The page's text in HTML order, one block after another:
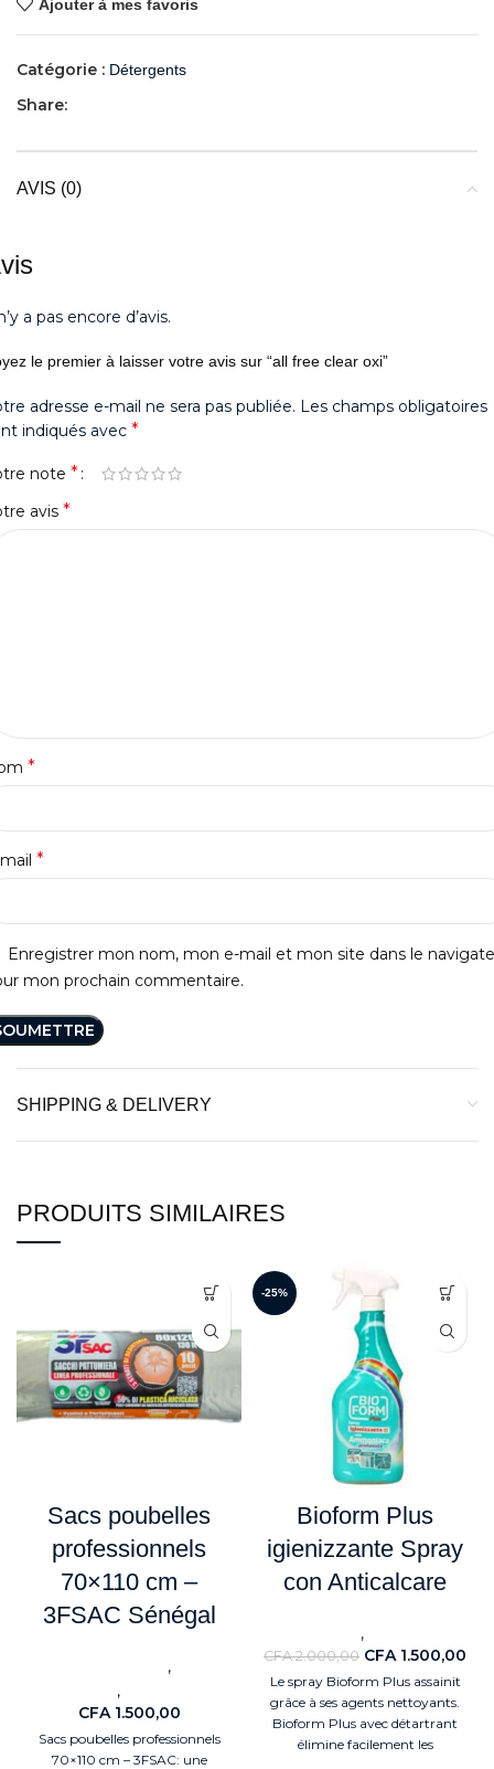
Ajouter à mes favoris
Catégorie : Détergents
Share:
AVIS (0)
a pas encore d’avis.
le premier à laisser votre avis sur “all free clear oxi”
adresse e-mail ne sera pas publiée. Les champs obligatoires
indiqués avec *
note *
avis *
*
*
Enregistrer mon nom, mon e-mail et mon site dans le
mon prochain commentaire.
SHIPPING & DELIVERY
PRODUITS SIMILAIRES
Sacs poubelles
professionnels
70×110 cm –
3FSAC Sénégal
,
,
CFA1.500,00
Sacs poubelles professionnels
70×110 cm – 3FSAC: une
-25%
Bioform Plus
igienizzante Spray
con Anticalcare
,
CFA2.000,00 CFA1.500,00
Le spray Bioform Plus assainit
grâce à ses agents nettoyants.
Bioform Plus avec détartrant
élimine facilement les